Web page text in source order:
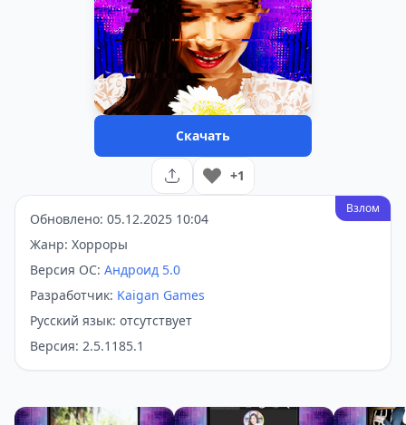
Скачать
+1
Взлом
Обновлено: 05.12.2025 10:04
Жанр: Хорроры
Версия ОС: Андроид 5.0
Разработчик: Kaigan Games
Русский язык: отсутствует
Версия: 2.5.1185.1